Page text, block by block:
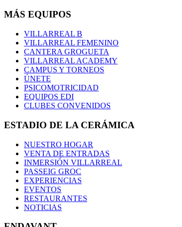
MÁS EQUIPOS
VILLARREAL B
VILLARREAL FEMENINO
CANTERA GROGUETA
VILLARREAL ACADEMY
CAMPUS Y TORNEOS
ÚNETE
PSICOMOTRICIDAD
EQUIPOS EDI
CLUBES CONVENIDOS
ESTADIO DE LA CERÁMICA
NUESTRO HOGAR
VENTA DE ENTRADAS
INMERSIÓN VILLARREAL
PASSEIG GROC
EXPERIENCIAS
EVENTOS
RESTAURANTES
NOTICIAS